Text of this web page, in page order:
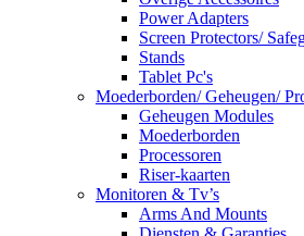
Power Adapters
Screen Protectors/
Stands
Tablet Pc's
Moederborden/ Geheugen/
Geheugen Modules
Moederborden
Processoren
Riser-kaarten
Monitoren & Tv’s
Arms And Mounts